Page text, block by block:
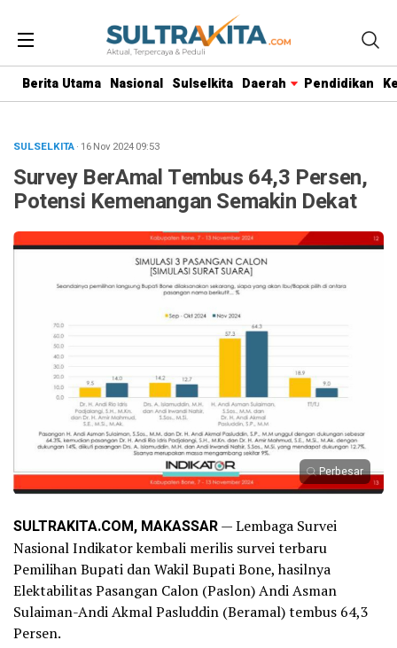
Berita Utama Nasional Sulselkita Daerah Pendidikan
SULSELKITA· 16 Nov 202409:53
Survey BerAmal Tembus 64,3 Persen,
Potensi Kemenangan Semakin Dekat
Perbesar
SULTRAKITA.COM, MAKASSAR— Lembaga Survei
Nasional Indikator kembali merilis survei terbaru
Pemilihan Bupati dan Wakil Bupati Bone, hasilnya
Elektabilitas Pasangan Calon (Paslon) Andi Asman
Sulaiman-Andi Akmal Pasluddin (Beramal) tembus 64,3
Persen.